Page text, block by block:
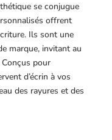
se conjugue
offrent
Ils sont une
marque, invitant au
pour
d’écrin à vos
des rayures et des